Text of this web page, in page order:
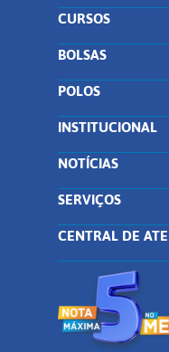
CURSOS
BOLSAS
POLOS
INSTITUCIONAL
NOTÍCIAS
SERVIÇOS
CENTRAL DE